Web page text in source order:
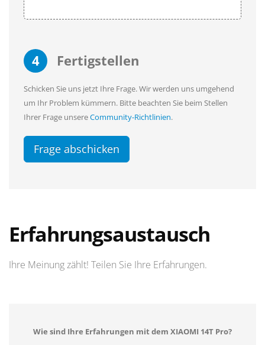
4 Fertigstellen
Schicken Sie uns jetzt Ihre Frage. Wir werden uns umgehend
um Ihr Problem kümmern. Bitte beachten Sie beim Stellen
Ihrer Frage unsereCommunity-Richtlinien.
Frage abschicken
Erfahrungsaustausch
Ihre Meinung zählt! Teilen Sie Ihre Erfahrungen.
Wie sind Ihre Erfahrungen mit dem XIAOMI 14T Pro?